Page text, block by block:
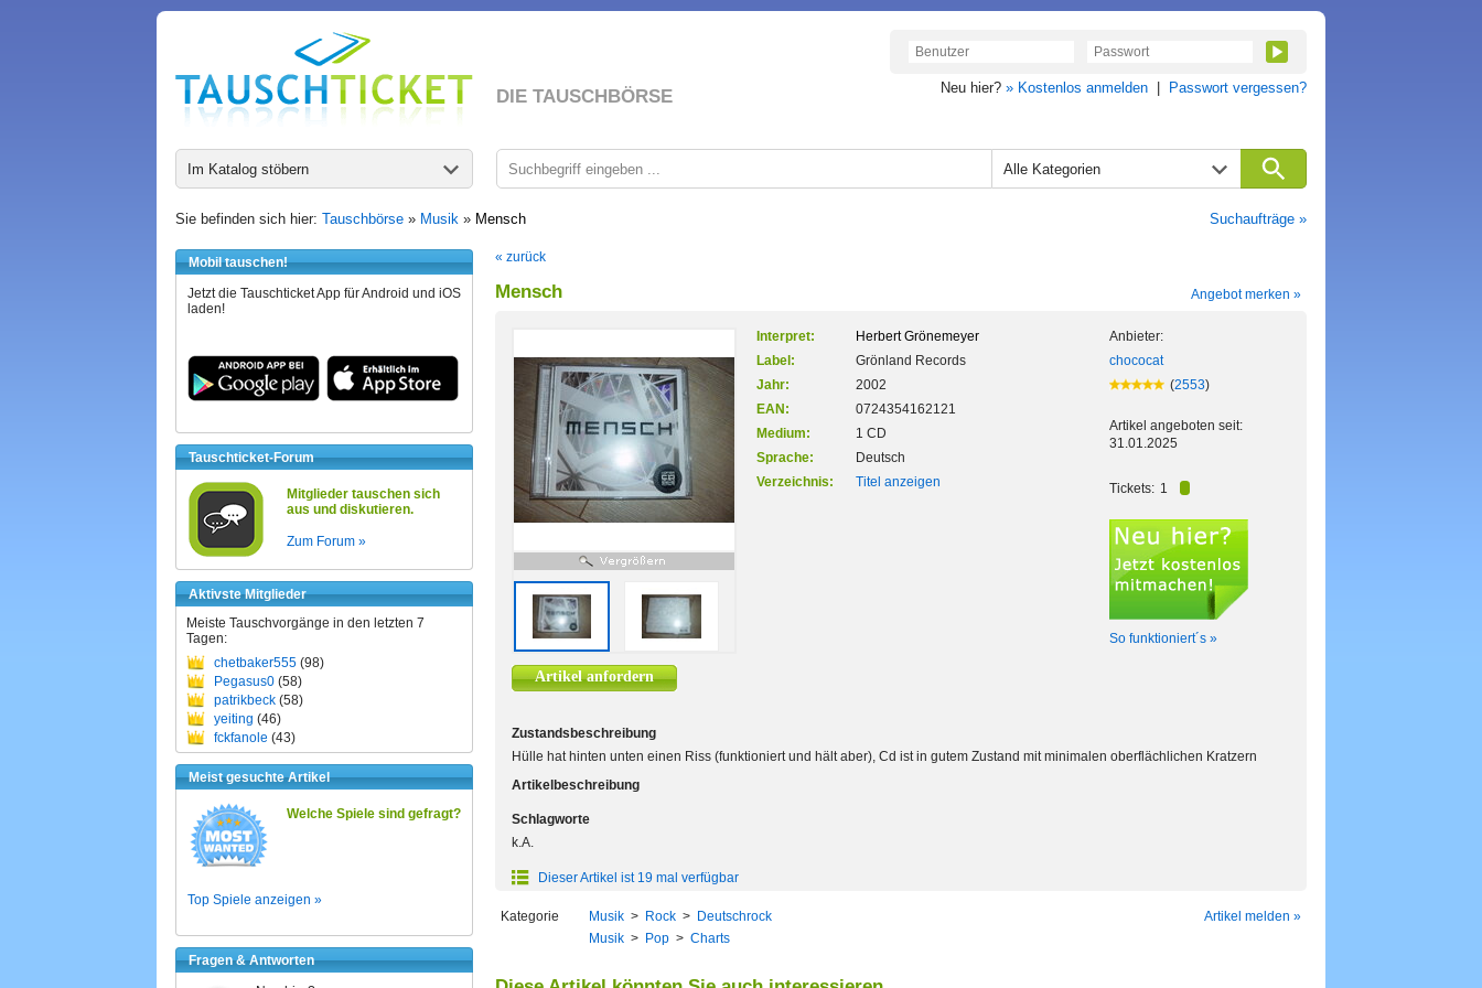
DIE TAUSCHBÖRSE Neu hier? » Kostenlos anmelden Passwort vergessen?
Im Katalog stöbern Alle Kategorien
Sie befinden sich hier: Tauschbörse » Musik » Mensch Suchaufträge »
Mobil tauschen!
Jetzt die Tauschticket App für Android und iOS
laden!
Tauschticket-Forum
Mitglieder tauschen sich
aus und diskutieren.
Zum Forum »
Aktivste Mitglieder
Meiste Tauschvorgänge in den letzten 7
Tagen:
chetbaker555 (98)
Pegasus0 (58)
patrikbeck (58)
yeiting (46)
fckfanole (43)
Meist gesuchte Artikel
Welche Spiele sind gefragt?
Top Spiele anzeigen »
Fragen & Antworten
« zurück
Mensch Angebot merken »
Artikel anfordern
Interpret:
Herbert Grönemeyer
Label:
Grönland Records
Jahr:
2002
EAN:
0724354162121
Medium:
1 CD
Sprache:
Deutsch
Verzeichnis:
Titel anzeigen
Anbieter:
chococat
(2553)
Artikel angeboten seit:
31.01.2025
Tickets: 1
So funktioniert´s »
Zustandsbeschreibung
Hülle hat hinten unten einen Riss (funktioniert und hält aber), Cd ist in gutem Zustand mit minimalen oberflächlichen Kratzern
Artikelbeschreibung
Schlagworte
k.A.
Dieser Artikel ist 19 mal verfügbar
Kategorie Musik > Rock > Deutschrock
Musik > Pop > Charts
Artikel melden »